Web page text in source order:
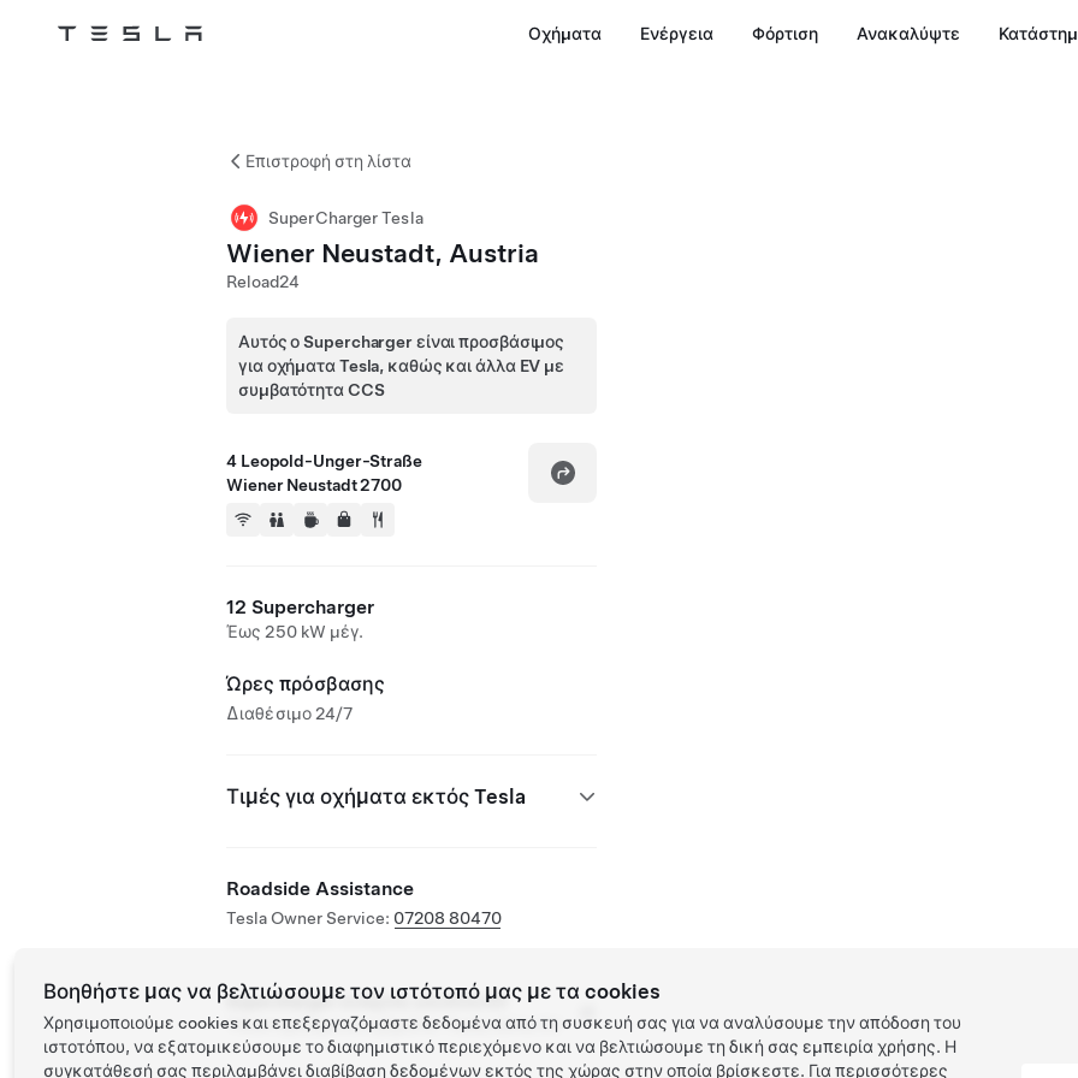
Tesla Οχήματα Ενέργεια Φόρτιση Ανακαλύψτε
Επιστροφή στη λίστα
SuperCharger Tesla
Wiener Neustadt, Austria
Reload24
Αυτός ο Supercharger είναι προσβάσιμος
για οχήματα Tesla, καθώς και άλλα EV με
συμβατότητα CCS
4 Leopold-Unger-Straße
Wiener Neustadt 2700
12 Supercharger
Έως 250 kW μέγ.
Ώρες πρόσβασης
Διαθέσιμο 24/7
Τιμές για οχήματα εκτός Tesla
Roadside Assistance
Tesla Owner Service: 07208 80470
Supercharger ανοιχτός για άλλα EV
Υποστηριζόμενα οχήματα: Tesla, άλλα EV
Βοηθήστε μας να βελτιώσουμε τον ιστότοπό μας με τα cookies
Χρησιμοποιούμε cookies και επεξεργαζόμαστε δεδομένα από τη συσκευή σας για να αναλύσουμε την απόδοση του
ιστοτόπου, να εξατομικεύσουμε το διαφημιστικό περιεχόμενο και να βελτιώσουμε τη δική σας εμπειρία χρήσης. Η
συγκατάθεσή σας περιλαμβάνει διαβίβαση δεδομένων εκτός της χώρας στην οποία βρίσκεστε. Για περισσότερες